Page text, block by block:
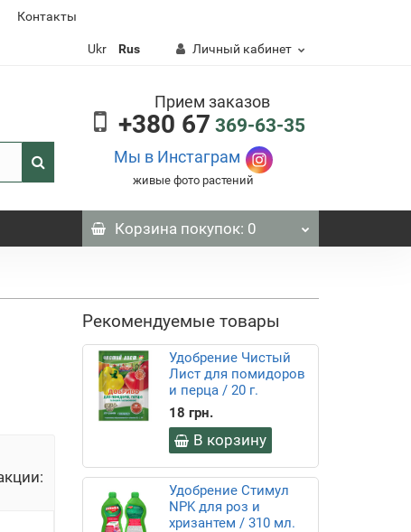
Контакты
Ukr Rus Личный кабинет
Прием заказов
+380 67 369-63-35
Мы в Инстаграм
живые фото растений
Корзина покупок: 0
32
Рекомендуемые товары
Удобрение Чистый
Лист для помидоров
и перца / 20 г.
18 грн.
В корзину
Удобрение Стимул
NPK для роз и
хризантем / 310 мл.